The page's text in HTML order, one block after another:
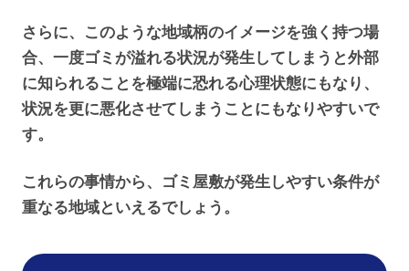
さらに、このような地域柄のイメージを強く持つ場
合、一度ゴミが溢れる状況が発生してしまうと外部
に知られることを極端に恐れる心理状態にもなり、
状況を更に悪化させてしまうことにもなりやすいで
す。
これらの事情から、ゴミ屋敷が発生しやすい条件が
重なる地域といえるでしょう。